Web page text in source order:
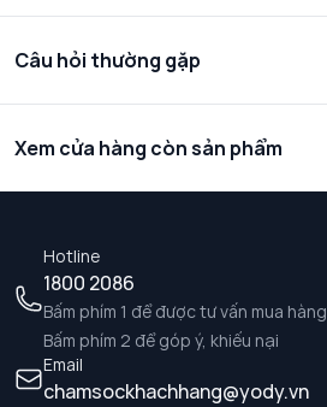
Câu hỏi thường gặp
Xem cửa hàng còn sản phẩm
Hotline
1800 2086
Bấm phím 1 để được tư vấn mua hàng
Bấm phím 2 để góp ý, khiếu nại
Email
chamsockhachhang@yody.vn